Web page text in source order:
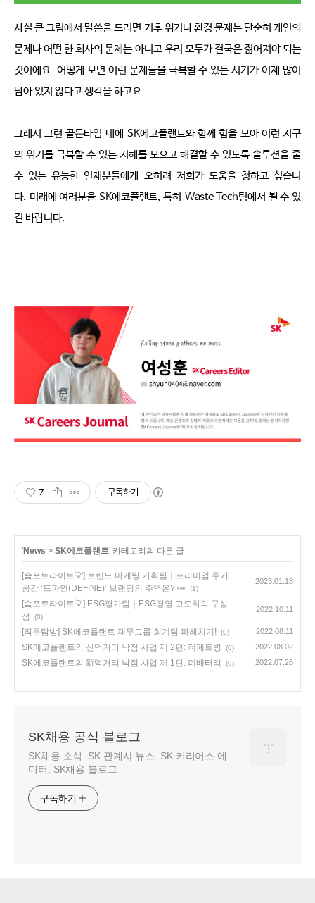
사실 큰 그림에서 말씀을 드리면 기후 위기나 환경 문제는 단순히 개인의
문제나 어떤 한 회사의 문제는 아니고 우리 모두가 결국은 짊어져야 되는
것이에요. 어떻게 보면 이런 문제들을 극복할 수 있는 시기가 이제 많이
남아 있지 않다고 생각을 하고요.
그래서 그런 골든타임 내에 SK에코플랜트와 함께 힘을 모아 이런 지구
의 위기를 극복할 수 있는 지혜를 모으고 해결할 수 있도록 솔루션을 줄
수 있는 유능한 인재분들에게 오히려 저희가 도움을 청하고 싶습니
다. 미래에 여러분을 SK에코플랜트, 특히 Waste Tech팀에서 뵐 수 있
길 바랍니다.
7 구독하기
'News > SK에코플랜트' 카테고리의 다른 글
[슼포트라이트💡] 브랜드 마케팅 기획팀｜프리미엄 주거
공간 ‘드파인(DEFINE)’ 브랜딩의 주역은? 👀 (1)
2023.01.18
[슼포트라이트💡] ESG평가팀｜ESG경영 고도화의 구심
점
(0)
2022.10.11
[직무탐방] SK에코플랜트 재무그룹 회계팀 파헤치기! (0) 2022.08.11
SK에코플랜트의 신먹거리 낙점 사업 제 2편: 폐페트병 (0) 2022.08.02
SK에코플랜트의 新먹거리 낙점 사업 제 1편: 폐배터리 (0) 2022.07.26
SK채용 공식 블로그
SK채용 소식. SK 관계사 뉴스. SK 커리어스 에
디터, SK채용 블로그
구독하기